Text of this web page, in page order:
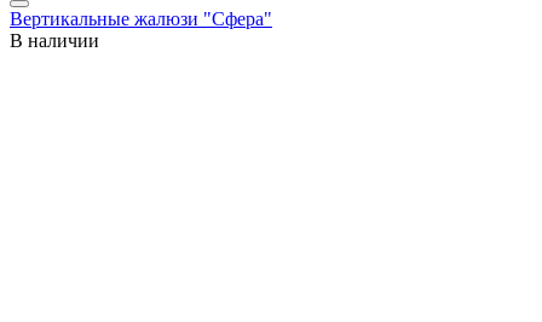
Вертикальные жалюзи "Сфера"
В наличии